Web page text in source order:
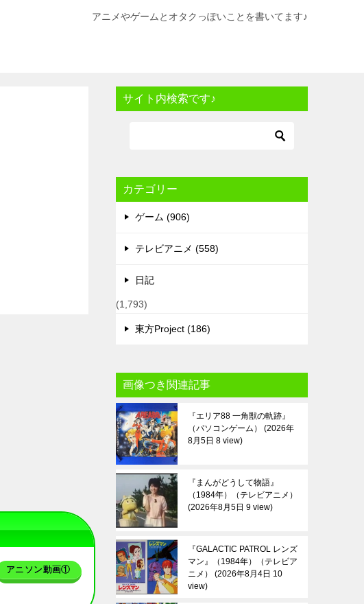
アニメやゲームとオタクっぽいことを書いてます♪
アニソン動画①
サイト内検索です♪
カテゴリー
ゲーム (906)
テレビアニメ (558)
日記
(1,793)
東方Project (186)
画像つき関連記事
『エリア88 一角獣の軌跡』
（パソコンゲーム）
2026年
8月5日 8 view
『まんがどうして物語』
（1984年）（テレビアニメ）
2026年8月5日 9 view
『GALACTIC PATROL レンズ
マン』（1984年）（テレビア
ニメ）
2026年8月4日 10
view